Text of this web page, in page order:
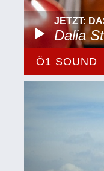
JETZT:
Dalia
Ö1 SOUND